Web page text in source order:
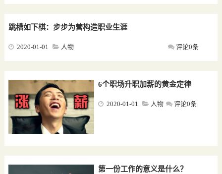
跳槽如下棋：步步为营构造职业生涯
人物
2020-01-01 评论0条
6个职场升职加薪的黄金定律
人物
2020-01-01 评论0条
第一份工作的意义是什么？